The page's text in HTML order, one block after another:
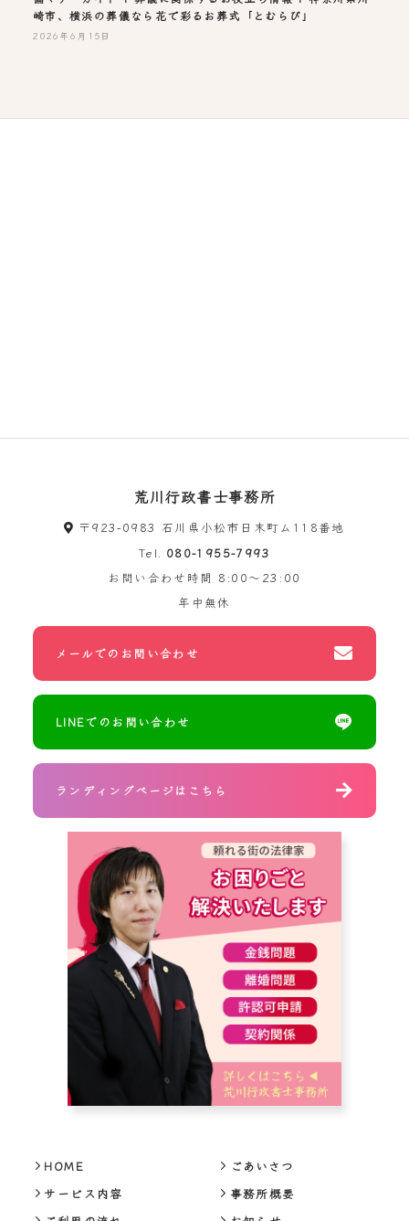
崎市、横浜の葬儀なら花で彩るお葬式「とむらび」
2026年6月15日
荒川行政書士事務所
〒923-0983 石川県小松市日末町ム118番地
Tel. 080-1955-7993
お問い合わせ時間 8:00～23:00
年中無休
メールでのお問い合わせ
LINEでのお問い合わせ
ランディングページはこちら
HOME
サービス内容
ごあいさつ
事務所概要